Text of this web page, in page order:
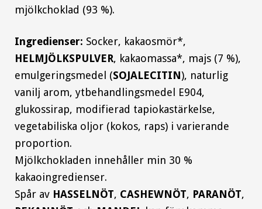
mjölkchoklad (93 %).
Ingredienser: Socker, kakaosmör*,
HELMJÖLKSPULVER, kakaomassa*, majs (7 %),
emulgeringsmedel (SOJALECITIN), naturlig
vanilj arom, ytbehandlingsmedel E904,
glukossirap, modifierad tapiokastärkelse,
vegetabiliska oljor (kokos, raps) i varierande
proportion.
Mjölkchokladen innehåller min 30 %
kakaoingredienser.
Spår av HASSELNÖT, CASHEWNÖT, PARANÖT,